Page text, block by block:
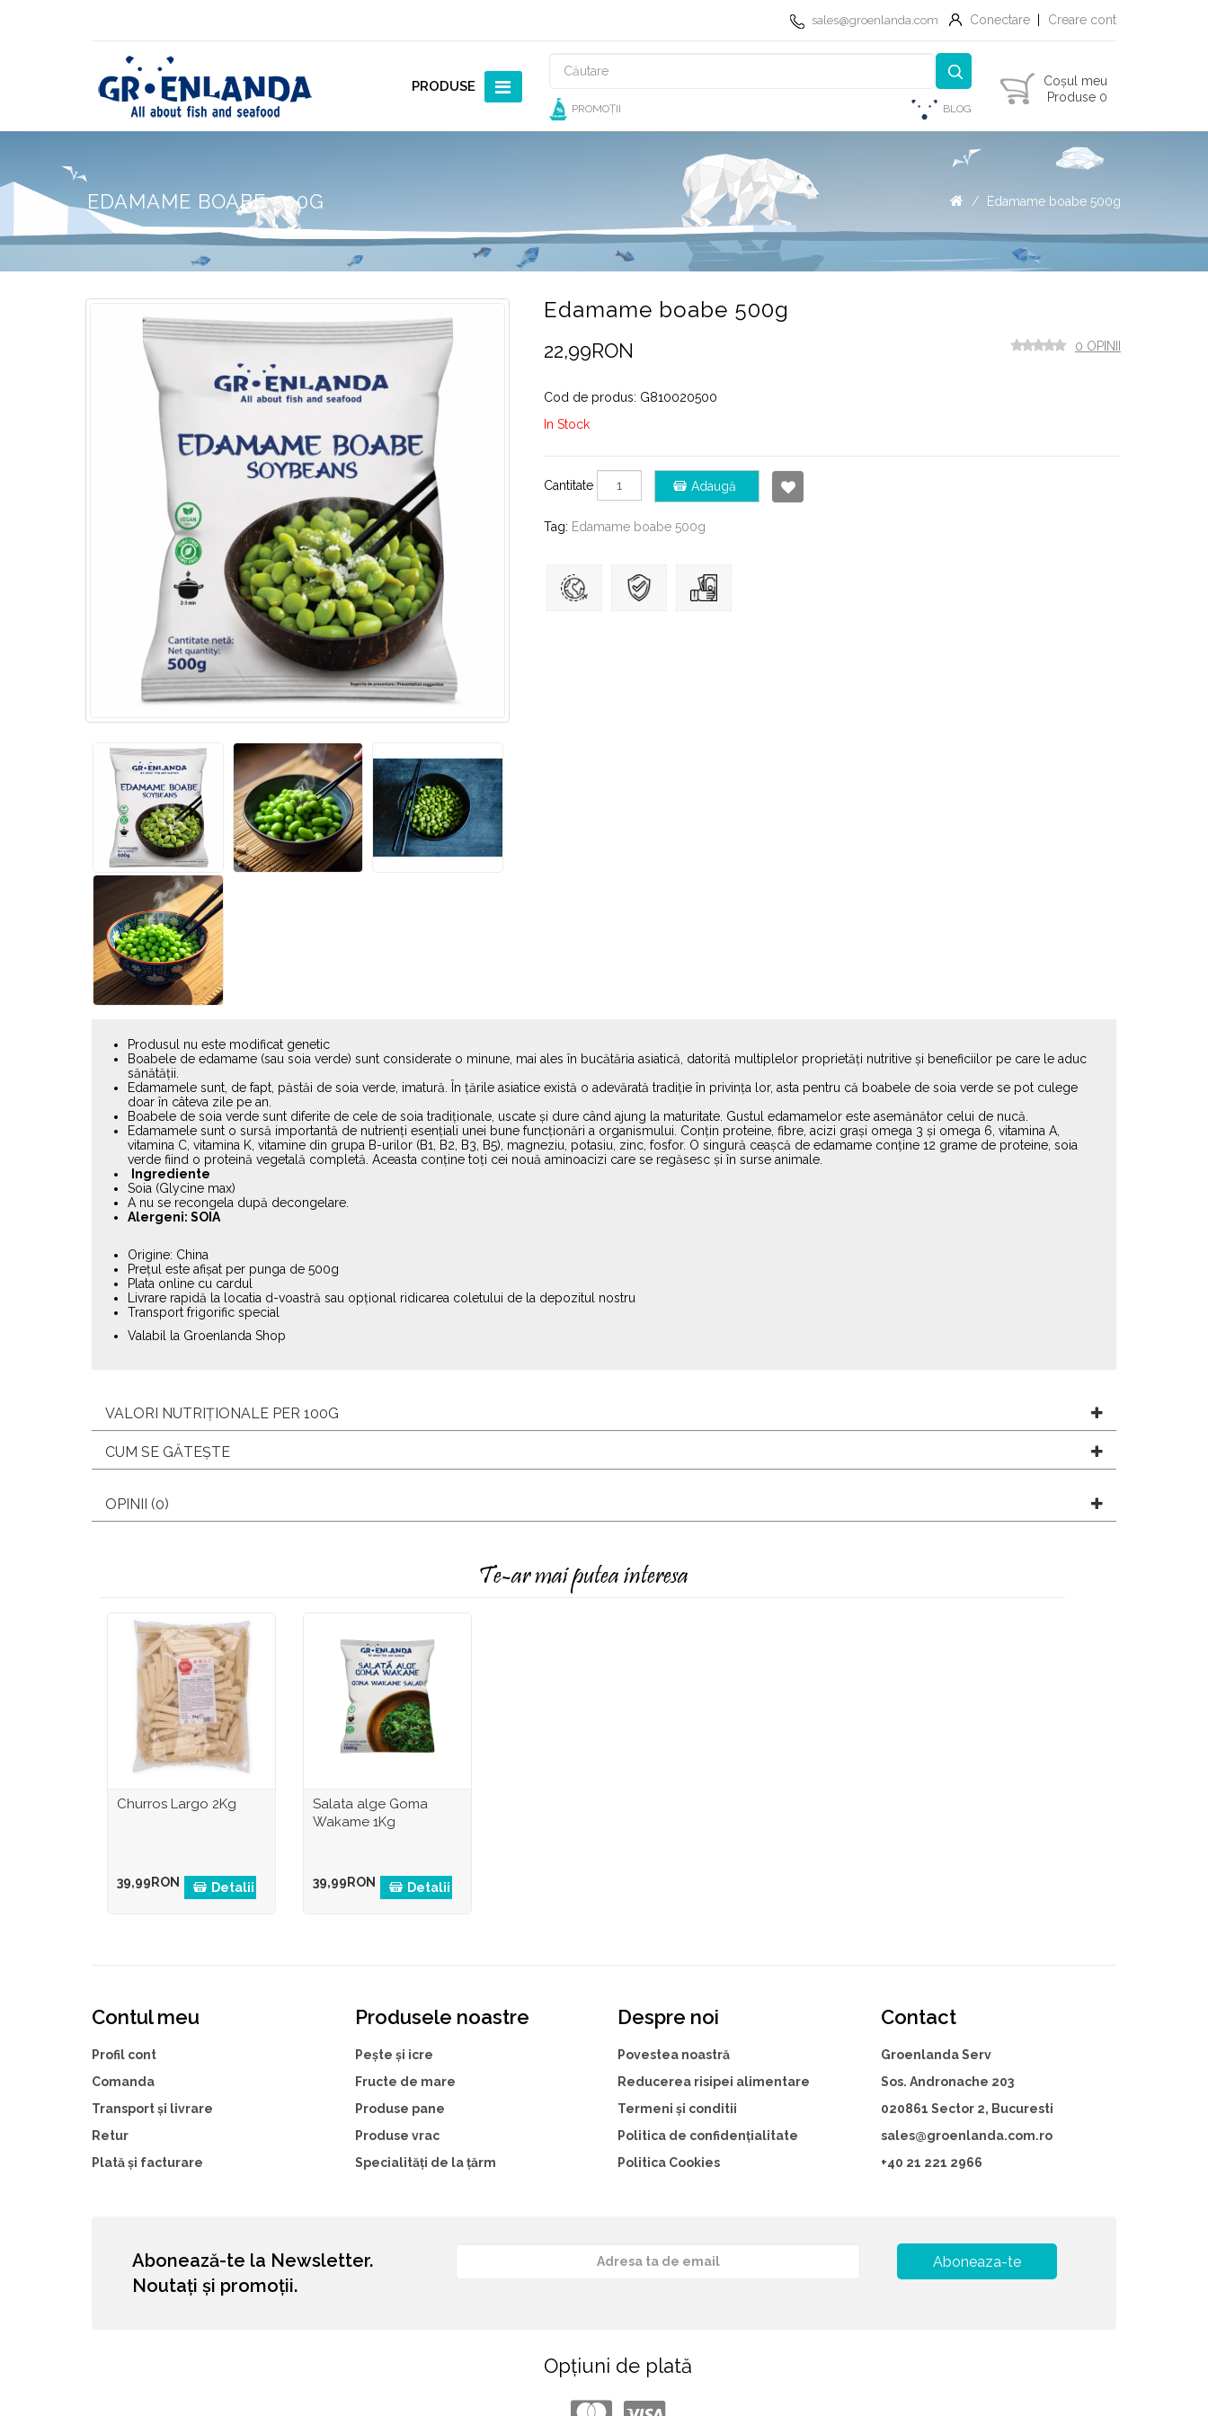
sales@groenlanda.com Conectare Creare cont
PRODUSE
PROMOȚII BLOG
Coșul meu
Produse 0
EDAMAME BOABE 500G Edamame boabe 500g
Edamame boabe 500g
22,99RON 0 OPINII
Cod de produs: G810020500
In Stock
Cantitate Adaugă
Tag: Edamame boabe 500g
Produsul nu este modificat genetic
Boabele de edamame (sau soia verde) sunt considerate o minune, mai ales în bucătăria asiatică, datorită multiplelor proprietăți nutritive și beneficiilor pe care le aduc
sănătății.
Edamamele sunt, de fapt, păstăi de soia verde, imatură. În țările asiatice există o adevărată tradiție în privința lor, asta pentru că boabele de soia verde se pot culege
doar în câteva zile pe an.
Boabele de soia verde sunt diferite de cele de soia tradiționale, uscate și dure când ajung la maturitate. Gustul edamamelor este asemănător celui de nucă.
Edamamele sunt o sursă importantă de nutrienți esențiali unei bune funcționări a organismului. Conțin proteine, fibre, acizi grași omega 3 și omega 6, vitamina A,
vitamina C, vitamina K, vitamine din grupa B-urilor (B1, B2, B3, B5), magneziu, potasiu, zinc, fosfor. O singură ceașcă de edamame conține 12 grame de proteine, soia
verde fiind o proteină vegetală completă. Aceasta conține toți cei nouă aminoacizi care se regăsesc și în surse animale.
Ingrediente
Soia (Glycine max)
A nu se recongela după decongelare.
Alergeni: SOIA
Origine: China
Prețul este afișat per punga de 500g
Plata online cu cardul
Livrare rapidă la locatia d-voastră sau opțional ridicarea coletului de la depozitul nostru
Transport frigorific special
Valabil la Groenlanda Shop
VALORI NUTRIȚIONALE PER 100G
CUM SE GĂTEȘTE
OPINII (0)
Te-ar mai putea interesa
Churros Largo 2Kg
39,99RON Detalii
Salata alge Goma
Wakame 1Kg
39,99RON Detalii
Contul meu
Profil cont
Comanda
Transport și livrare
Retur
Plată și facturare
Produsele noastre
Pește și icre
Fructe de mare
Produse pane
Produse vrac
Specialități de la țărm
Despre noi
Povestea noastră
Reducerea risipei alimentare
Termeni și conditii
Politica de confidențialitate
Politica Cookies
Contact
Groenlanda Serv
Sos. Andronache 203
020861 Sector 2, Bucuresti
sales@groenlanda.com.ro
+40 21 221 2966
Abonează-te la Newsletter.
Noutați și promoții.
Aboneaza-te
Opțiuni de plată